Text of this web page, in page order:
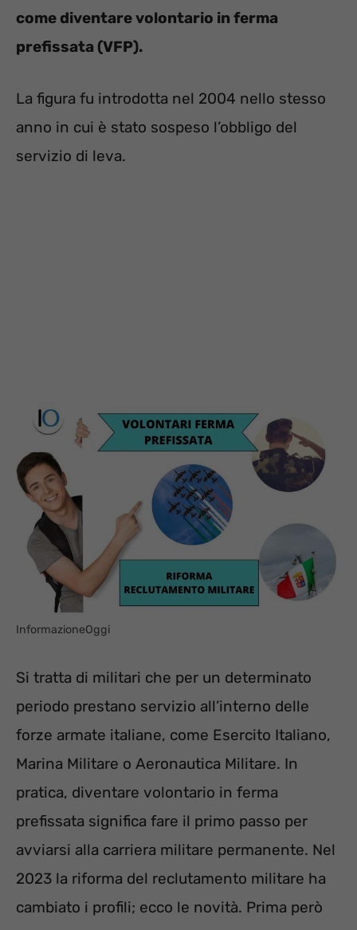
come diventare volontario in ferma
prefissata (VFP).
La figura fu introdotta nel 2004 nello stesso
anno in cui è stato sospeso l’obbligo del
servizio di leva.
InformazioneOggi
Si tratta di militari che per un determinato
periodo prestano servizio all’interno delle
forze armate italiane, come Esercito Italiano,
Marina Militare o Aeronautica Militare. In
pratica, diventare volontario in ferma
prefissata significa fare il primo passo per
avviarsi alla carriera militare permanente. Nel
2023 la riforma del reclutamento militare ha
cambiato i profili; ecco le novità. Prima però